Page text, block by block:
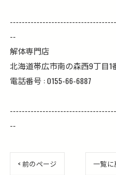
--
解体専門店
北海道帯広市南の森西9丁目1
電話番号 : 0155-66-6887
--
< 前のページ 一覧に